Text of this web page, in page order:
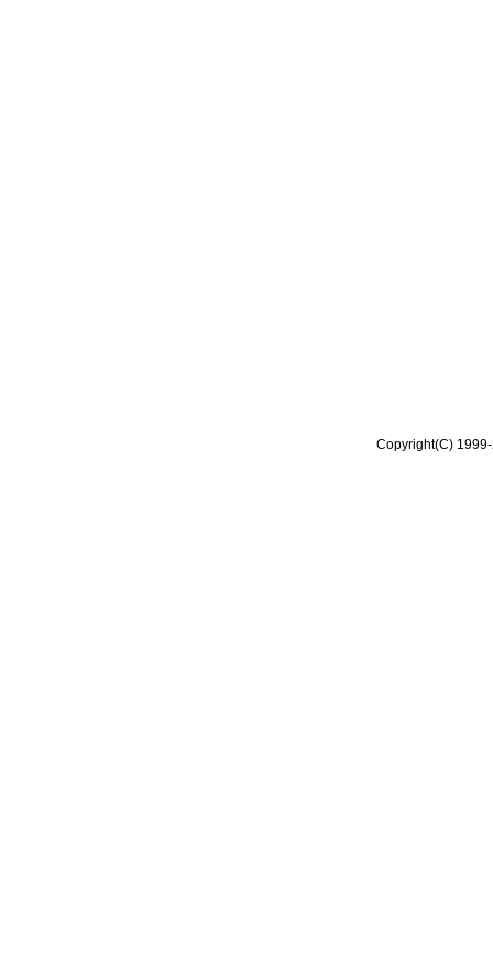
Copyright(C)